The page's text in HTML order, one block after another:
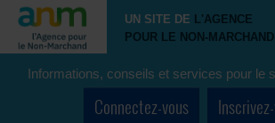
UN SITE DE L'AGENCE
POUR LE NON-MARCHAND
Informations, conseils et services pour le
Connectez-vous